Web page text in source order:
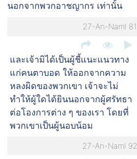
นอกจากพวกอาชญากร เท่านั้น
27-An-Naml 81
และเจ้ามิได้เป็นผู้ชี้แนะแนวทาง
แก่คนตาบอด ให้ออกจากความ
หลงผิดของพวกเขา เจ้าจะไม่
ทำให้ผู้ใดได้ยินนอกจากผู้ศรัทธา
ต่อโองการต่าง ๆ ของเรา โดยที่
พวกเขาเป็นผู้นอบน้อม
27-An-Naml 92